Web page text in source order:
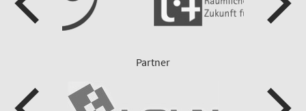
Partner